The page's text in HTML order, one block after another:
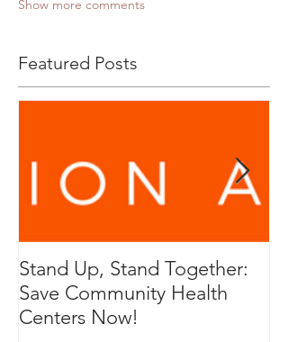
Show more comments
Featured Posts
Stand Up, Stand Together:
Save Community Health
Centers Now!